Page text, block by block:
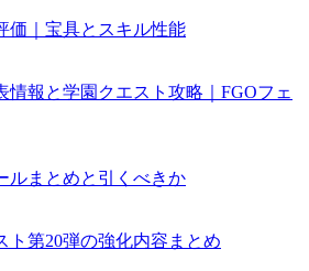
価｜宝具とスキル性能
情報と学園クエスト攻略｜FGOフェ
ルまとめと引くべきか
ト第20弾の強化内容まとめ